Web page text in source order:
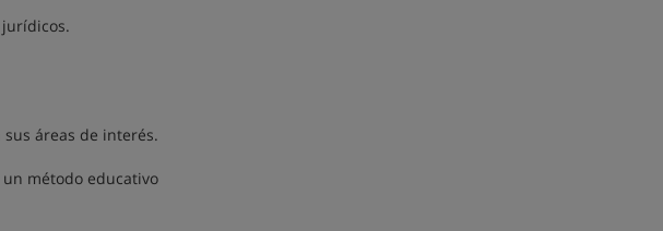
áreas de interés.
método educativo